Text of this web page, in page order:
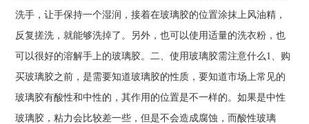
洗手，让手保持一个湿润，接着在玻璃胶的位置涂抹上风油精，
反复搓洗，就能够洗掉了。另外，也可以使用适量的洗衣粉，也
可以很好的溶解手上的玻璃胶。二、使用玻璃胶需注意什么1、购
买玻璃胶之前，是需要知道玻璃胶的性质，要知道市场上常见的
玻璃胶有酸性和中性的，其作用的位置是不一样的。如果是中性
玻璃胶，粘力会比较差一些，但是不会造成腐蚀，而酸性玻璃